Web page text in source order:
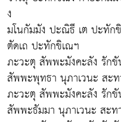
ง
มโนกัมมัง ปะณิธี เต ปะทั
ตัดเถ ปะทักขิเณฯ
ภะวะตุ สัพพะมังคะลัง รัก
สัพพะพุทธา นุภาเวนะ สะ
ภะวะตุ สัพพะมังคะลัง รัก
สัพพะธัมมา นุภาเวนะ สะ